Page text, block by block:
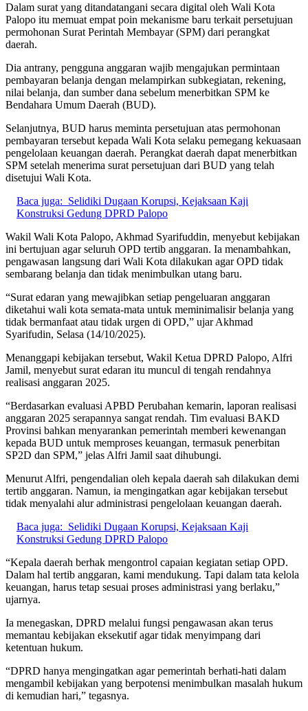
Dalam surat yang ditandatangani secara digital oleh Wali Kota
Palopo itu memuat empat poin mekanisme baru terkait persetujuan
permohonan Surat Perintah Membayar (SPM) dari perangkat
daerah.
Dia antrany, pengguna anggaran wajib mengajukan permintaan
pembayaran belanja dengan melampirkan subkegiatan, rekening,
nilai belanja, dan sumber dana sebelum menerbitkan SPM ke
Bendahara Umum Daerah (BUD).
Selanjutnya, BUD harus meminta persetujuan atas permohonan
pembayaran tersebut kepada Wali Kota selaku pemegang kekuasaan
pengelolaan keuangan daerah. Perangkat daerah dapat menerbitkan
SPM setelah menerima surat persetujuan dari BUD yang telah
disetujui Wali Kota.
Baca juga: Selidiki Dugaan Korupsi, Kejaksaan Kaji
Konstruksi Gedung DPRD Palopo
Wakil Wali Kota Palopo, Akhmad Syarifuddin, menyebut kebijakan
ini bertujuan agar seluruh OPD tertib anggaran. Ia menambahkan,
pengawasan langsung dari Wali Kota dilakukan agar OPD tidak
sembarang belanja dan tidak menimbulkan utang baru.
“Surat edaran yang mewajibkan setiap pengeluaran anggaran
diketahui wali kota semata-mata untuk meminimalisir belanja yang
tidak bermanfaat atau tidak urgen di OPD,” ujar Akhmad
Syarifudin, Selasa (14/10/2025).
Menanggapi kebijakan tersebut, Wakil Ketua DPRD Palopo, Alfri
Jamil, menyebut surat edaran itu muncul di tengah rendahnya
realisasi anggaran 2025.
“Berdasarkan evaluasi APBD Perubahan kemarin, laporan realisasi
anggaran 2025 serapannya sangat rendah. Tim evaluasi BAKD
Provinsi bahkan menyarankan pemerintah memberi kewenangan
kepada BUD untuk memproses keuangan, termasuk penerbitan
SP2D dan SPM,” jelas Alfri Jamil saat dihubungi.
Menurut Alfri, pengendalian oleh kepala daerah sah dilakukan demi
tertib anggaran. Namun, ia mengingatkan agar kebijakan tersebut
tidak menyalahi alur administrasi pengelolaan keuangan daerah.
Baca juga: Selidiki Dugaan Korupsi, Kejaksaan Kaji
Konstruksi Gedung DPRD Palopo
“Kepala daerah berhak mengontrol capaian kegiatan setiap OPD.
Dalam hal tertib anggaran, kami mendukung. Tapi dalam tata kelola
keuangan, harus tetap sesuai proses administrasi yang berlaku,”
ujarnya.
Ia menegaskan, DPRD melalui fungsi pengawasan akan terus
memantau kebijakan eksekutif agar tidak menyimpang dari
ketentuan hukum.
“DPRD hanya mengingatkan agar pemerintah berhati-hati dalam
mengambil kebijakan yang berpotensi menimbulkan masalah hukum
di kemudian hari,” tegasnya.